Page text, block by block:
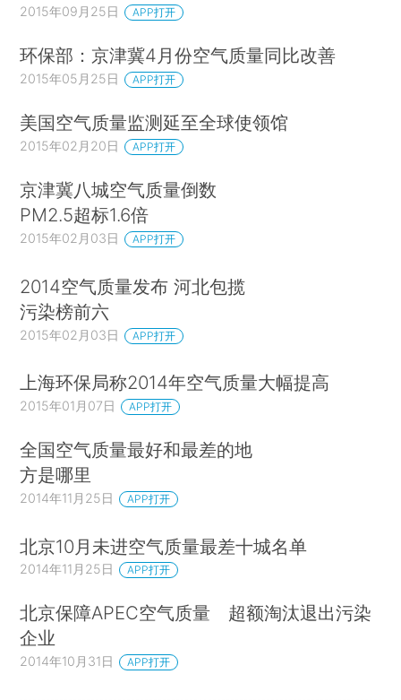
2015年09月25日 APP打开
环保部：京津冀4月份空气质量同比改善
2015年05月25日 APP打开
美国空气质量监测延至全球使领馆
2015年02月20日 APP打开
京津冀八城空气质量倒数
PM2.5超标1.6倍
2015年02月03日 APP打开
2014空气质量发布 河北包揽
污染榜前六
2015年02月03日 APP打开
上海环保局称2014年空气质量大幅提高
2015年01月07日 APP打开
全国空气质量最好和最差的地
方是哪里
2014年11月25日 APP打开
北京10月未进空气质量最差十城名单
2014年11月25日 APP打开
北京保障APEC空气质量 超额淘汰退出污染
企业
2014年10月31日 APP打开